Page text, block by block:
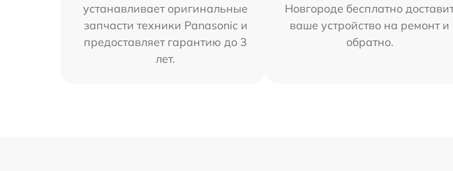
устанавливает оригинальные
запчасти техники Panasonic и
предоставляет гарантию до 3
лет.
Новгороде бесплатно
ваше устройство на ремонт и
обратно.